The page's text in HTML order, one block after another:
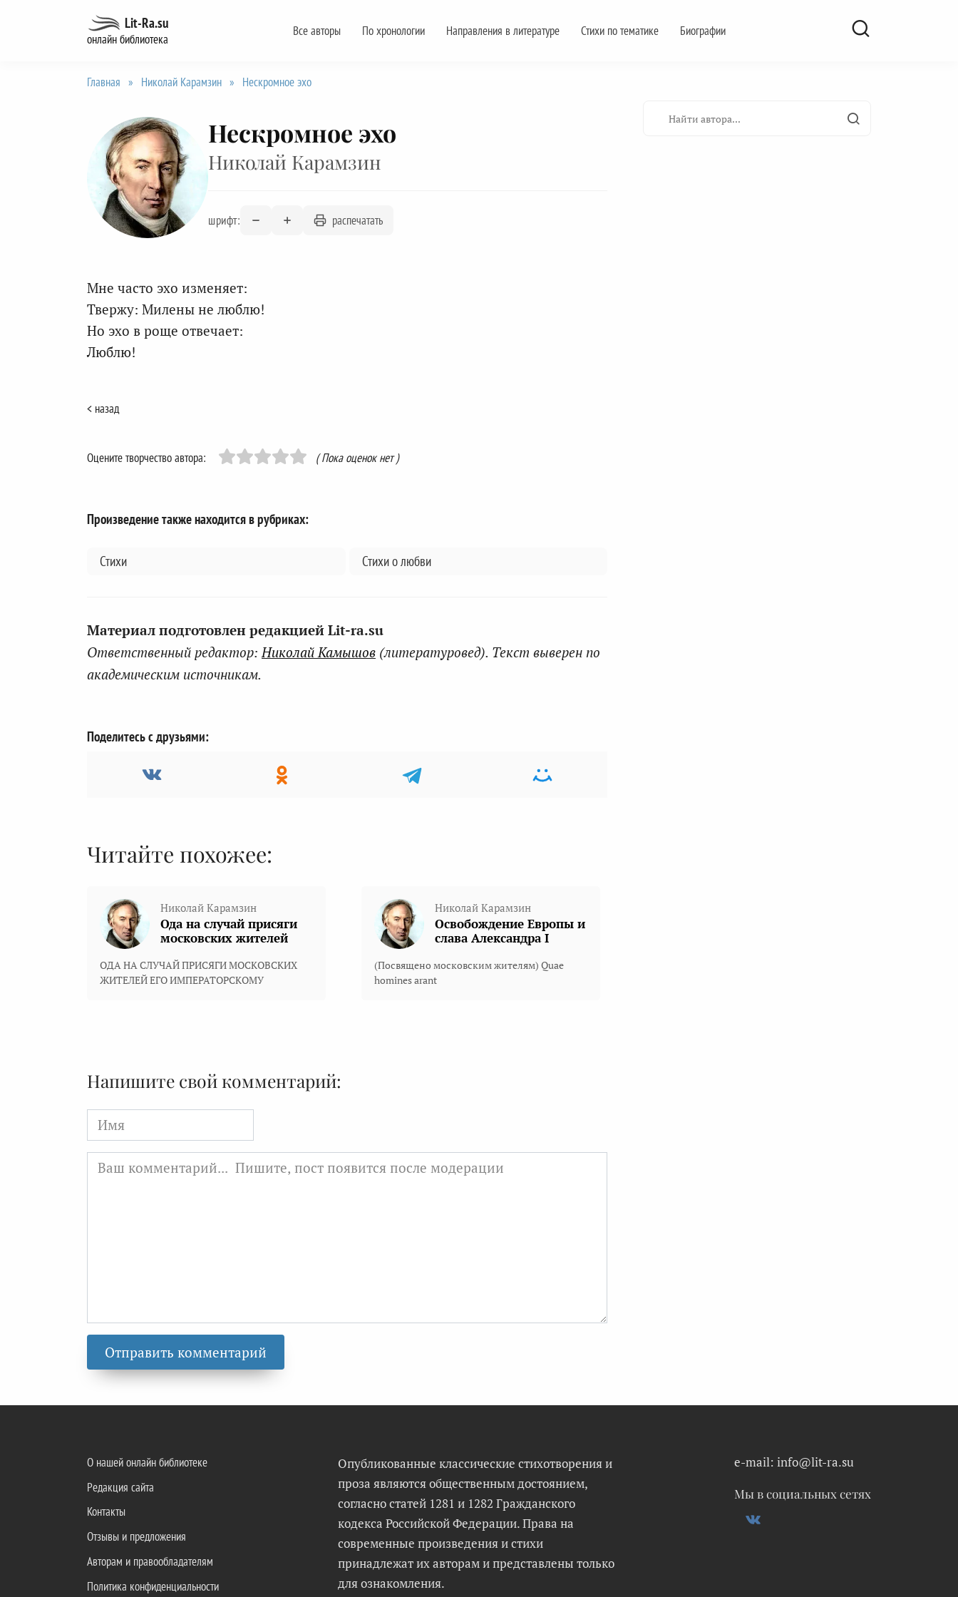
Lit-Ra.su
онлайн библиотека
Все авторы По хронологии Направления в литературе Стихи по тематике Биографии
Главная » Николай Карамзин » Нескромное эхо
Нескромное эхо
Николай Карамзин
шрифт: распечатать
Мне часто эхо изменяет:
Твержу: Милены не люблю!
Но эхо в роще отвечает:
Люблю!
< назад
Оцените творчество автора: ( Пока оценок нет )
Произведение также находится в рубриках:
Стихи Стихи о любви
Материал подготовлен редакцией Lit-ra.su
Ответственный редактор:Николай Камышов (литературовед). Текст выверен по
академическим источникам.
Поделитесь с друзьями:
Читайте похожее:
Николай Карамзин
Ода на случай присяги
московских жителей
ОДА НА СЛУЧАЙ ПРИСЯГИ МОСКОВСКИХ
ЖИТЕЛЕЙ ЕГО ИМПЕРАТОРСКОМУ
Николай Карамзин
Освобождение Европы и
слава Александра I
(Посвящено московским жителям) Quae
homines arant
Напишите свой комментарий:
Имя
О нашей онлайн библиотеке
Редакция сайта
Контакты
Отзывы и предложения
Авторам и правообладателям
Политика конфиденциальности
Опубликованные классические стихотворения и
проза являются общественным достоянием,
согласно статей 1281 и 1282 Гражданского
кодекса Российской Федерации. Права на
современные произведения и стихи
принадлежат их авторам и представлены только
для ознакомления.
e-mail: info@lit-ra.su
Мы в социальных сетях